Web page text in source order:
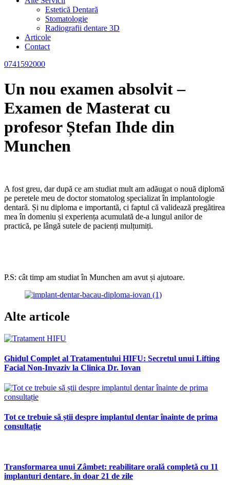
Estetică Dentară
Stomatologie
Radiografii dentare 3D
Articole
Contact
0741592000
Un nou examen absolvit –
Examen de Masterat cu
profesor Ștefan Ihde din
Munchen
A fost greu, dar după ce am studiat mult am adăugat o nouă diplomă
pe peretele meu de doctor stomatolog specializat în implantologie
dentară. Și nu diploma e importantă, ci faptul că validează pregătirea
mea în domeniu și experiența acumulată de-a lungul anilor de
practică, pe lângă sutele de pacienți mulțumiți.
P.S: cât timp am studiat în Munchen am avut și ajutoare.
Alte articole
Ghidul Complet al Tratamentului HIFU: Secretul unui Lifting
Facial Non-Invaziv la Clinica Dr. Iovan
Tot ce trebuie să știi despre implantul dentar înainte de prima
consultație
Transformarea unui Zâmbet: reabilitare orală completă cu 11
implanturi dentare, în doar 21 de zile